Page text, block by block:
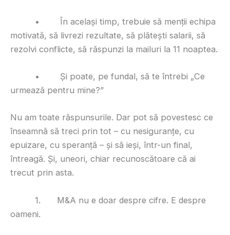
• În același timp, trebuie să menții echipa
motivată, să livrezi rezultate, să plătești salarii, să
rezolvi conflicte, să răspunzi la mailuri la 11 noaptea.
• Și poate, pe fundal, să te întrebi „Ce
urmează pentru mine?”
Nu am toate răspunsurile. Dar pot să povestesc ce
înseamnă să treci prin tot – cu nesiguranțe, cu
epuizare, cu speranță – și să ieși, într-un final,
întreagă. Și, uneori, chiar recunoscătoare că ai
trecut prin asta.
1. M&A nu e doar despre cifre. E despre
oameni.